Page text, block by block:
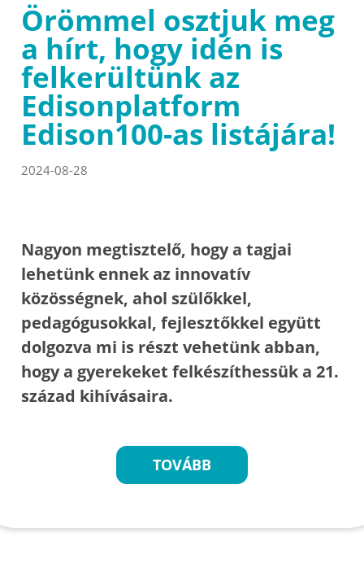
Örömmel osztjuk meg
a hírt, hogy idén is
felkerültünk az
Edisonplatform
Edison100-as listájára!
2024-08-28
Nagyon megtisztelő, hogy a tagjai
lehetünk ennek az innovatív
közösségnek, ahol szülőkkel,
pedagógusokkal, fejlesztőkkel együtt
dolgozva mi is részt vehetünk abban,
hogy a gyerekeket felkészíthessük a 21.
század kihívásaira.
TOVÁBB